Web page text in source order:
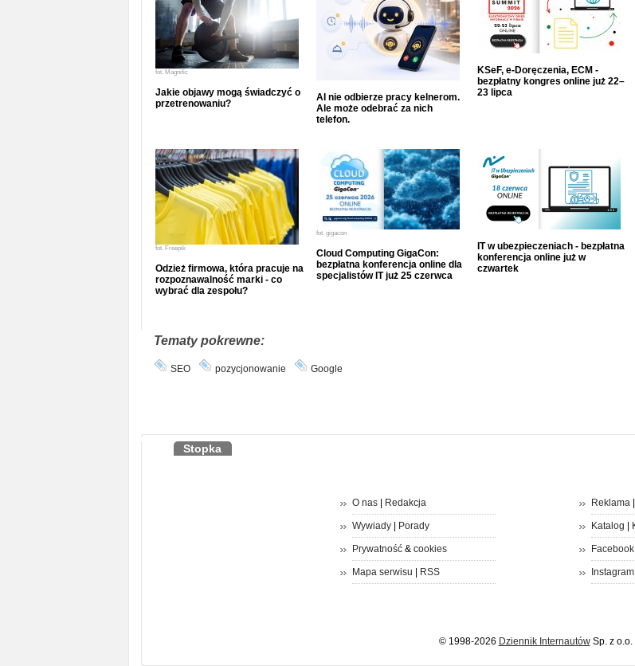
fot. Magnific
Jakie objawy mogą świadczyć o
przetrenowaniu?
AI nie odbierze pracy kelnerom.
Ale może odebrać za nich
telefon.
KSeF, e-Doręczenia, ECM -
bezpłatny kongres online już 22–
23 lipca
fot. Freepik
Odzież firmowa, która pracuje na
rozpoznawalność marki - co
wybrać dla zespołu?
fot. gigacon
Cloud Computing GigaCon:
bezpłatna konferencja online dla
specjalistów IT już 25 czerwca
IT w ubezpieczeniach - bezpłatna
konferencja online już w
czwartek
Tematy pokrewne:
SEO pozycjonowanie Google
Stopka
O nas| Redakcja
Wywiady| Porady
Prywatność& cookies
Mapa serwisu RSS
Reklama|
Katalog
Facebook|
Instagram|
© 1998-2026 Dziennik InternautówSp. z o.o.